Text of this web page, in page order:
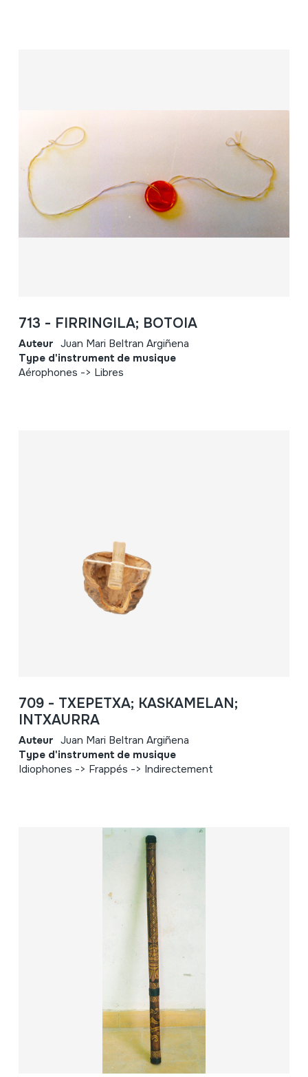
713 - FIRRINGILA; BOTOIA
Auteur Juan Mari Beltran Argiñena
Type d'instrument de musique
Aérophones -> Libres
709 - TXEPETXA; KASKAMELAN;
INTXAURRA
Auteur Juan Mari Beltran Argiñena
Type d'instrument de musique
Idiophones -> Frappés -> Indirectement